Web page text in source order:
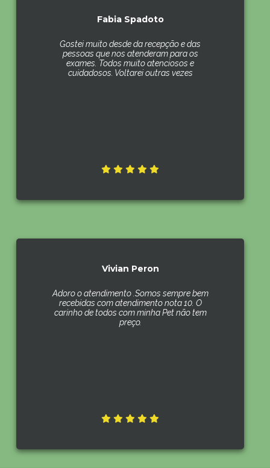
Fabia Spadoto
Gostei muito desde da recepção e das
pessoas que nos atenderam para os
exames. Todos muito atenciosos e
cuidadosos. Voltarei outras vezes
Vivian Peron
Adoro o atendimento .Somos sempre bem
recebidas com atendimento nota 10. O
carinho de todos com minha Pet não tem
preço.